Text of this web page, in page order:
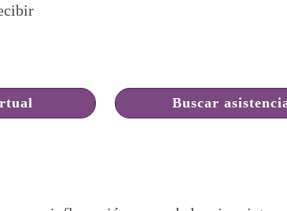
Buscar